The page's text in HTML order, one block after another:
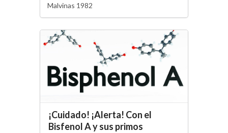
Malvinas 1982
¡Cuidado! ¡Alerta! Con el
Bisfenol A y sus primos